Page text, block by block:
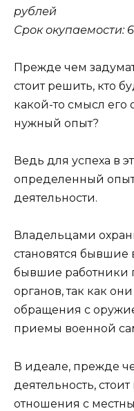
рублей
Срок окупаемости:
Прежде чем
стоит решить, кто
какой-то смысл его
нужный опыт?
Ведь для успеха в
определенный
деятельности.
Владельцами
становятся
бывшие работники
органов, так как
обращения с
приемы военной
В идеале, прежде
деятельность,
отношения с